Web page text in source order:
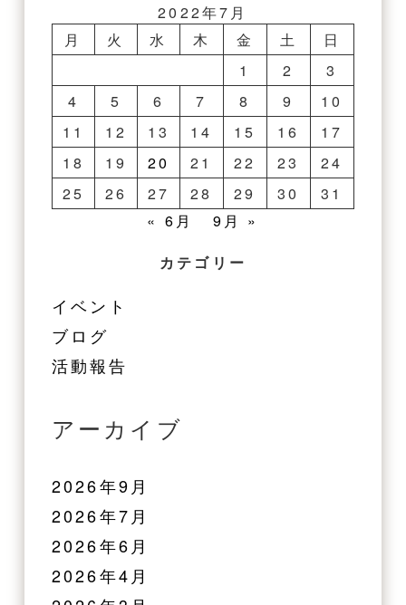
2022年7月
月
火 水 木 金 土
日
1
2
3
4
5 6 7 8 9
10
11
12 13 14 15 16
17
18
19 20 21 22 23
24
25
26 27 28 29 30
31
« 6月
9月 »
カテゴリー
イベント
ブログ
活動報告
アーカイブ
2026年9月
2026年7月
2026年6月
2026年4月